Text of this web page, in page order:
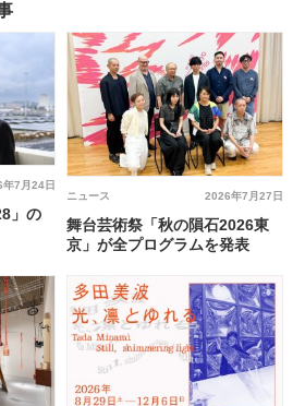
7月24日
」の
2026年7月27日
ニュース
舞台芸術祭「秋の隕石2026東
京」が全プログラムを発表